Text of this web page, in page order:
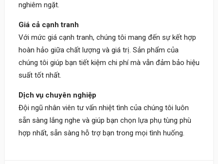
nghiêm ngặt.
Giá cả cạnh tranh
Với mức giá cạnh tranh, chúng tôi mang đến sự kết hợp
hoàn hảo giữa chất lượng và giá trị. Sản phẩm của
chúng tôi giúp bạn tiết kiệm chi phí mà vẫn đảm bảo hiệu
suất tốt nhất.
Dịch vụ chuyên nghiệp
Đội ngũ nhân viên tư vấn nhiệt tình của chúng tôi luôn
sẵn sàng lắng nghe và giúp bạn chọn lựa phụ tùng phù
hợp nhất, sẵn sàng hỗ trợ bạn trong mọi tình huống.